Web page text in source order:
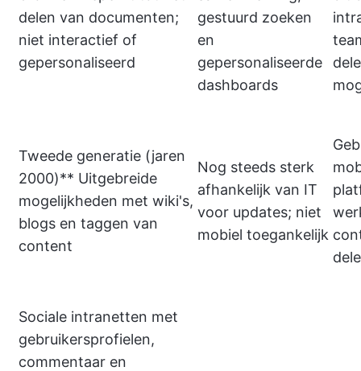
delen van documenten;
niet interactief of
gepersonaliseerd
gestuurd zoeken
en
gepersonaliseerde
dashboards
Tweede generatie (jaren
2000)** Uitgebreide
mogelijkheden met wiki's,
blogs en taggen van
content
Nog steeds sterk
afhankelijk van IT
voor updates; niet
mobiel toegankelijk
Sociale intranetten met
gebruikersprofielen,
commentaar en